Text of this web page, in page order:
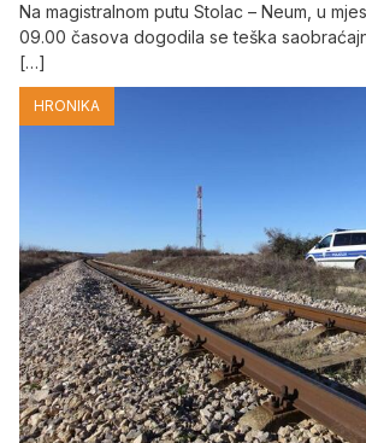
Na magistralnom putu Stolac – Neum, u
09.00 časova dogodila se teška
[…]
HRONIKA